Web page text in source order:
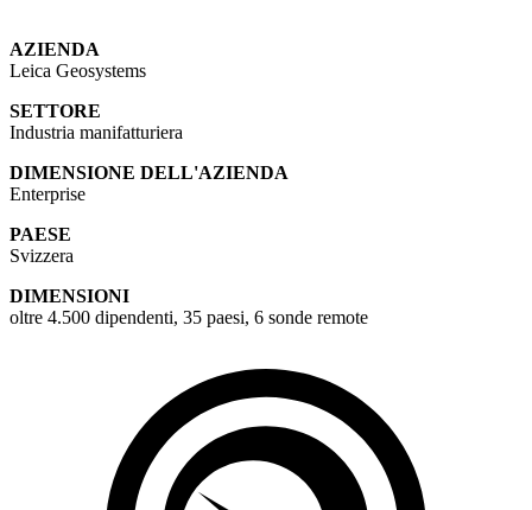
AZIENDA
Leica Geosystems
SETTORE
Industria manifatturiera
DIMENSIONE DELL'AZIENDA
Enterprise
PAESE
Svizzera
DIMENSIONI
oltre 4.500 dipendenti, 35 paesi, 6 sonde remote